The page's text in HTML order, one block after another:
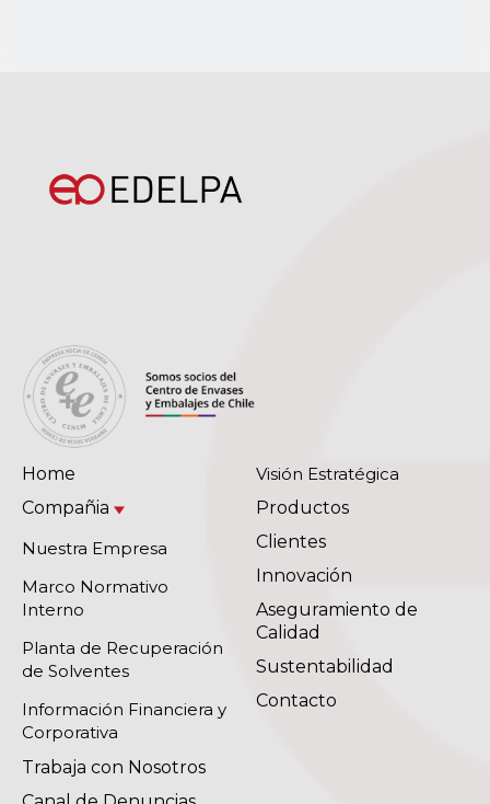
Home
Compañia
Nuestra Empresa
Marco Normativo
Interno
Planta de Recuperación
de Solventes
Información Financiera y
Corporativa
Visión Estratégica
Productos
Clientes
Innovación
Aseguramiento de
Calidad
Sustentabilidad
Contacto
Trabaja con Nosotros